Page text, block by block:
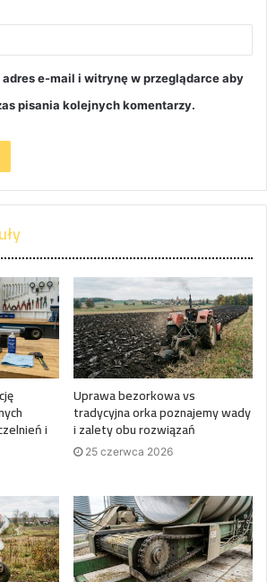
adres e-mail i witrynę w przeglądarce aby
pisania kolejnych komentarzy.
i
Uprawa bezorkowa vs
tradycyjna orka poznajemy wady
i zalety obu rozwiązań
25 czerwca 2026